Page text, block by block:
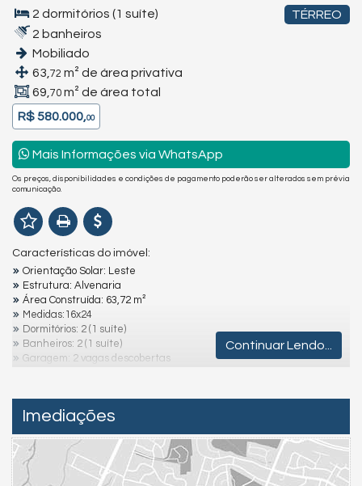
TÉRREO
2 dormitórios (1 suíte)
2 banheiros
Mobiliado
63, 72 m² de área privativa
69, 70 m² de área total
R$ 580.000,00
Mais Informações via WhatsApp
Os preços, disponibilidades e condições de pagamento poderão ser alterados sem prévia
comunicação.
Características do imóvel:
Orientação Solar: Leste
Estrutura: Alvenaria
Área Construída: 63,72 m²
Medidas:16x24
Dormitórios: 2 (1 suíte)
Banheiros: 2 (1 suíte)
Garagem: 2 vagas descobertas
Localização: A 300 m do mar, menos de 5 minutos do centro
Destaques e Diferenciais:
Ambientes amplos e arejados
Piso porcelanato
Continuar Lendo...
Imediações